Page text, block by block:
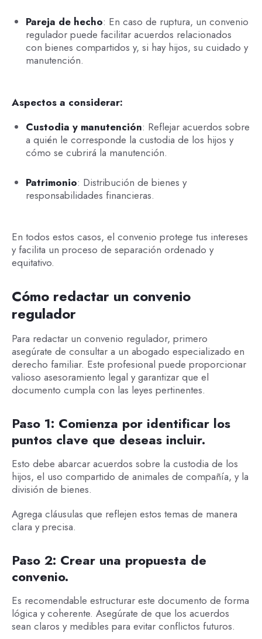
Pareja de hecho: En caso de ruptura, un convenio
regulador puede facilitar acuerdos relacionados
con bienes compartidos y, si hay hijos, su cuidado y
manutención.
Aspectos a considerar:
Custodia y manutención: Reflejar acuerdos sobre
a quién le corresponde la custodia de los hijos y
cómo se cubrirá la manutención.
Patrimonio: Distribución de bienes y
responsabilidades financieras.
En todos estos casos, el convenio protege tus intereses
y facilita un proceso de separación ordenado y
equitativo.
Cómo redactar un convenio
regulador
Para redactar un convenio regulador, primero
asegúrate de consultar a un abogado especializado en
derecho familiar. Este profesional puede proporcionar
valioso asesoramiento legal y garantizar que el
documento cumpla con las leyes pertinentes.
Paso 1: Comienza por identificar los
puntos clave que deseas incluir.
Esto debe abarcar acuerdos sobre la custodia de los
hijos, el uso compartido de animales de compañía, y la
división de bienes.
Agrega cláusulas que reflejen estos temas de manera
clara y precisa.
Paso 2: Crear una propuesta de
convenio.
Es recomendable estructurar este documento de forma
lógica y coherente. Asegúrate de que los acuerdos
sean claros y medibles para evitar conflictos futuros.